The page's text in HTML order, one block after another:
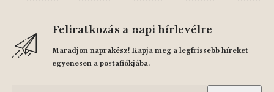
Feliratkozás a napi hírlevélre
Maradjon naprakész! Kapja meg a legfrissebb híreket
egyenesen a postafiókjába.